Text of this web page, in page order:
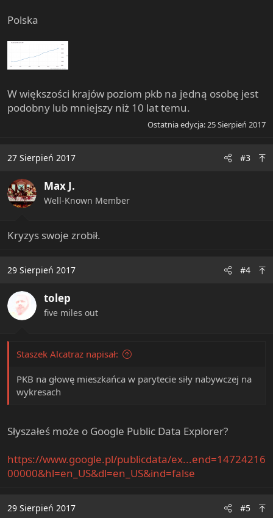
Polska
W większości krajów poziom pkb na jedną osobę jest
podobny lub mniejszy niż 10 lat temu.
Ostatnia edycja: 25 Sierpień 2017
27 Sierpień 2017 #3
Max J.
Well-Known Member
Kryzys swoje zrobił.
29 Sierpień 2017 #4
tolep
five miles out
Staszek Alcatraz napisał:
PKB na głowę mieszkańca w parytecie siły nabywczej na
wykresach
Słyszałeś może o Google Public Data Explorer?
https://www.google.pl/publicdata/ex...end=14724216
00000&hl=en_US&dl=en_US&ind=false
29 Sierpień 2017 #5